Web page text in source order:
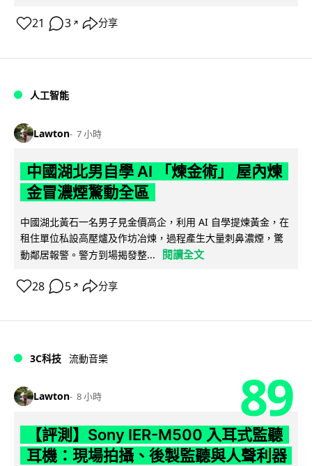
21 3 ↗ 分享
人工智能
Lawton 7 小時
中國湖北男自學 AI 「煉金術」 屋內煉
金冒濃煙驚動全區
中國湖北黃石一名男子見金價高企，利用 AI 自學提煉黃金，在
租住單位私設高壓爐及作坊冶煉，過程產生大量刺鼻濃煙，驚
動鄰居報警。警方到場揭發整...
閱讀全文
28 5 ↗ 分享
3C科技 流動音樂
Lawton 8 小時 89
【評測】Sony IER-M500 入耳式監聽
耳機：現場拍攝、後製監聽與人聲利器